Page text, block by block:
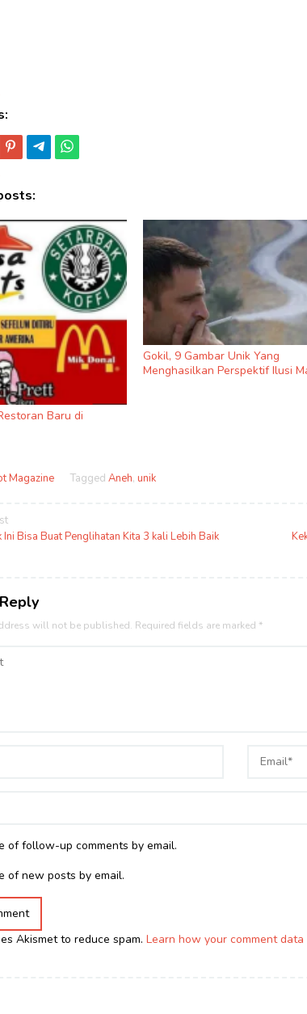
Baru di
Gokil, 9 Gambar Unik Yang
Menghasilkan Perspektif Ilusi
Magazine Tagged Aneh, unik
Ini Bisa Buat Penglihatan Kita 3 kali Lebih Baik
will not be published. Required fields are marked *
of follow-up comments by email.
of new posts by email.
Akismet to reduce spam. Learn how your comment data